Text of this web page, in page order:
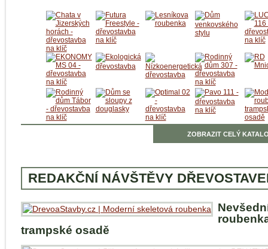
ZOBRAZIT CELÝ
REDAKČNÍ NÁVŠTĚVY
trampské osadě